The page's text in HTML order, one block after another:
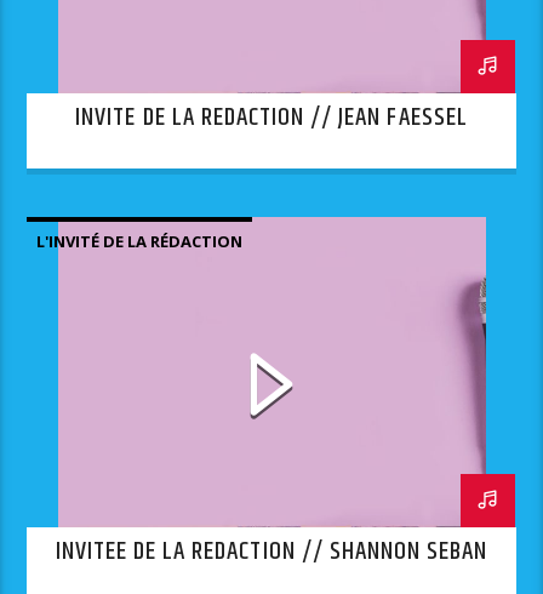
INVITE DE LA REDACTION // JEAN FAESSEL
L'INVITÉ DE LA RÉDACTION
INVITEE DE LA REDACTION // SHANNON SEBAN